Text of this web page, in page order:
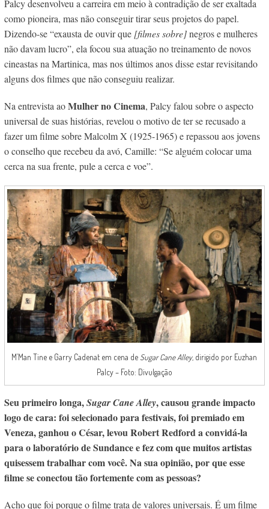
Palcy desenvolveu a carreira em meio à contradição de ser exaltada
como pioneira, mas não conseguir tirar seus projetos do papel.
Dizendo-se “exausta de ouvir que[filmes sobre]negros e mulheres
não davam lucro”, ela focou sua atuação no treinamento de novos
cineastas na Martinica, mas nos últimos anos disse estar revisitando
alguns dos filmes que não conseguiu realizar.
Na entrevista aoMulher no Cinema, Palcy falou sobre o aspecto
universal de suas histórias, revelou o motivo de ter se recusado a
fazer um filme sobre Malcolm X (1925-1965) e repassou aos jovens
o conselho que recebeu da avó, Camille: “Se alguém colocar uma
cerca na sua frente, pule a cerca e voe”.
M’Man Tine e Garry Cadenat em cena de Sugar Cane Alley, dirigido por Euzhan
Palcy – Foto: Divulgação
Seu primeiro longa,Sugar Cane Alley, causou grande impacto
logo de cara: foi selecionado para festivais, foi premiado em
Veneza, ganhou o César, levou Robert Redford a convidá-la
para o laboratório de Sundance e fez com que muitos artistas
quisessem trabalhar com você. Na sua opinião, por que esse
filme se conectou tão fortemente com as pessoas?
Acho que foi porque o filme trata de valores universais. É um filme